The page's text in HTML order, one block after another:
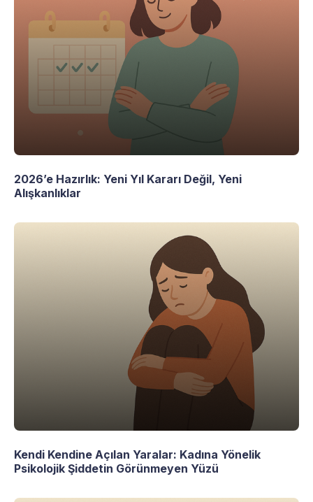
2026’e Hazırlık: Yeni Yıl Kararı Değil, Yeni
Alışkanlıklar
Kendi Kendine Açılan Yaralar: Kadına Yönelik
Psikolojik Şiddetin Görünmeyen Yüzü